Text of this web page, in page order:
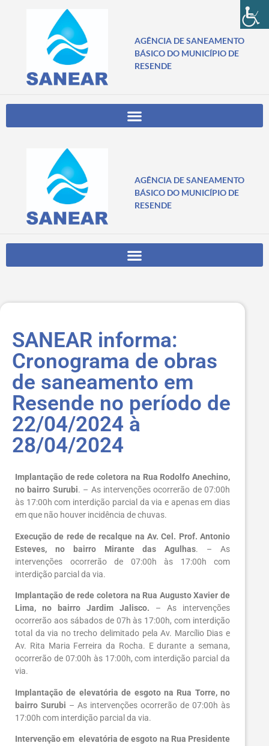
AGÊNCIA DE SANEAMENTO
BÁSICO DO MUNICÍPIO DE
RESENDE
AGÊNCIA DE SANEAMENTO
BÁSICO DO MUNICÍPIO DE
RESENDE
SANEAR informa:
Cronograma de obras
de saneamento em
Resende no período de
22/04/2024 à
28/04/2024
Implantação de rede coletora na Rua Rodolfo Anechino,
no bairro Surubi. – As intervenções ocorrerão de 07:00h
às 17:00h com interdição parcial da via e apenas em dias
em que não houver incidência de chuvas.
Execução de rede de recalque na Av. Cel. Prof. Antonio
Esteves, no bairro Mirante das Agulhas. – As
intervenções ocorrerão de 07:00h às 17:00h com
interdição parcial da via.
Implantação de rede coletora na Rua Augusto Xavier de
Lima, no bairro Jardim Jalisco. – As intervenções
ocorrerão aos sábados de 07h às 17:00h, com interdição
total da via no trecho delimitado pela Av. Marcílio Dias e
Av. Rita Maria Ferreira da Rocha. E durante a semana,
ocorrerão de 07:00h às 17:00h, com interdição parcial da
via.
Implantação de elevatória de esgoto na Rua Torre, no
bairro Surubi – As intervenções ocorrerão de 07:00h às
17:00h com interdição parcial da via.
Intervenção em elevatória de esgoto na Rua Presidente